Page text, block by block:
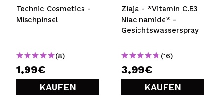
Technic Cosmetics -
Mischpinsel
(8)
1,99€
KAUFEN
Ziaja - *Vitamin C.B3
Niacinamide* -
Gesichtswasserspray
(16)
3,99€
KAUFEN